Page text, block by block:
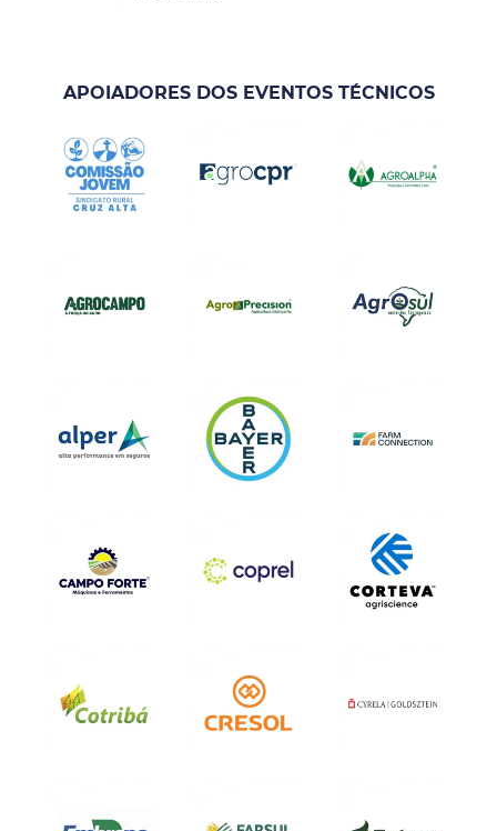
APOIADORES DOS EVENTOS TÉCNICOS